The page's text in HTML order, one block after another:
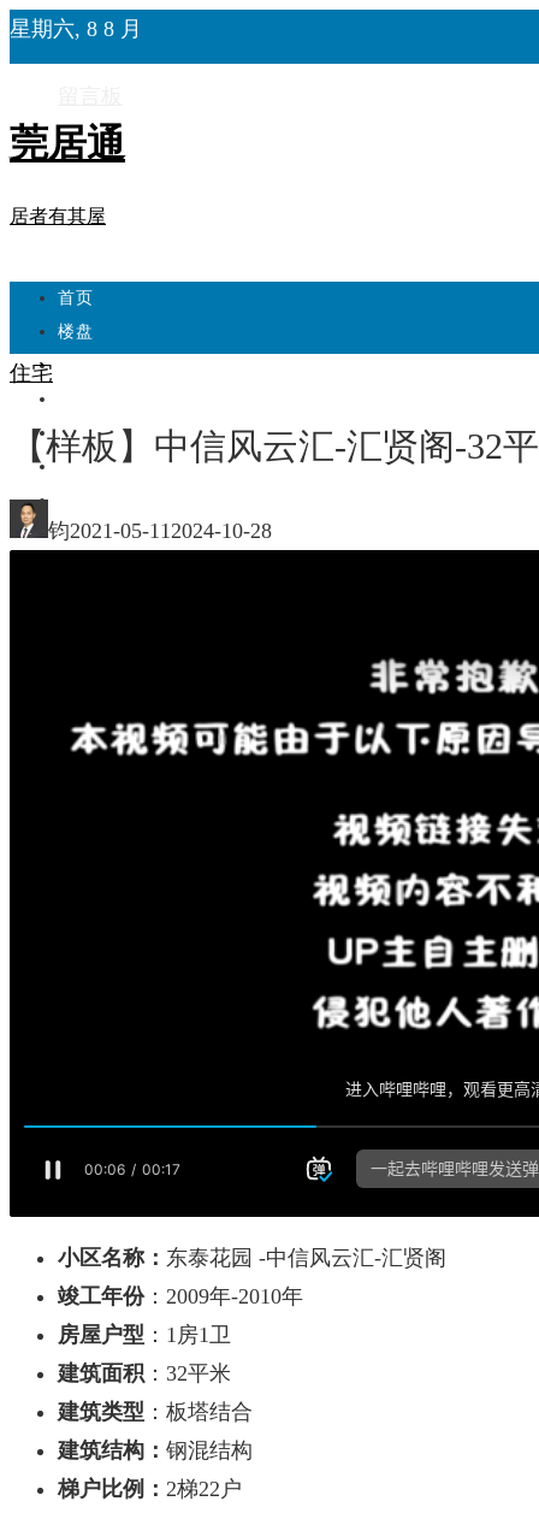
星期六, 8 8 月
莞居通
居者有其屋
首页
楼盘
自建房
东莞
房产政策
首页
楼盘
住宅
【样板】中信风云汇-汇贤阁-32
钧2021-05-11 2024-10-28
小区名称： 东泰花园 -中信风云汇-汇贤阁
竣工年份：2009年-2010年
房屋户型 ：1房1卫
建筑面积 ：32平米
建筑类型 ：板塔结合
建筑结构： 钢混结构
梯户比例： 2梯22户